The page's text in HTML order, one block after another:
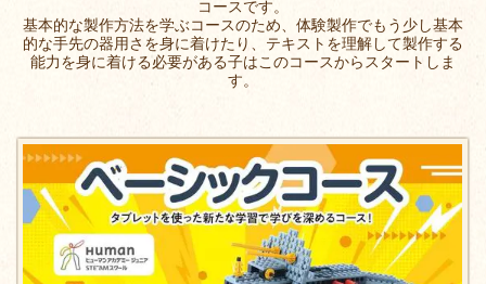
コースです。
基本的な製作方法を学ぶコースのため、体験製作でもう少し基本
的な手先の器用さを身に着けたり、テキストを理解して製作する
能力を身に着ける必要がある子はこのコースからスタートしま
す。